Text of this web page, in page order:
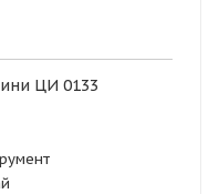
ЦИ 0133